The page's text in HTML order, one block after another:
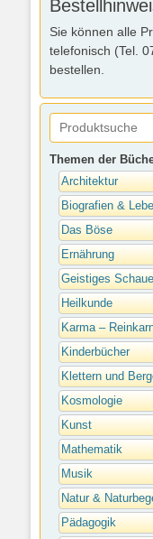
Sie können alle
telefonisch (Tel.
bestellen.
Themen der
Architektur
Biografien &
Das Böse
Ernährung
Geistiges
Heilkunde
Karma –
Kinderbücher
Klettern und
Kosmologie
Kunst
Mathematik
Musik
Natur &
Pädagogik